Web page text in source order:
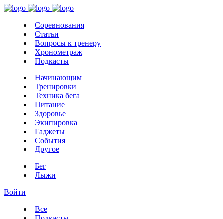
Соревнования
Статьи
Вопросы к тренеру
Хронометраж
Подкасты
Начинающим
Тренировки
Техника бега
Питание
Здоровье
Экипировка
Гаджеты
События
Другое
Бег
Лыжи
Войти
Все